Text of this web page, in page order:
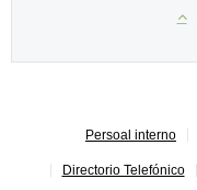
Persoal interno
Directorio Telefónico